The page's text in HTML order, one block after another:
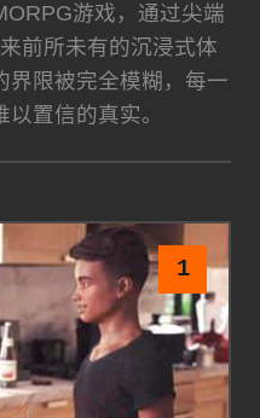
游戏，通过尖端
前所未有的沉浸式体
界限被完全模糊，每一
置信的真实。
1